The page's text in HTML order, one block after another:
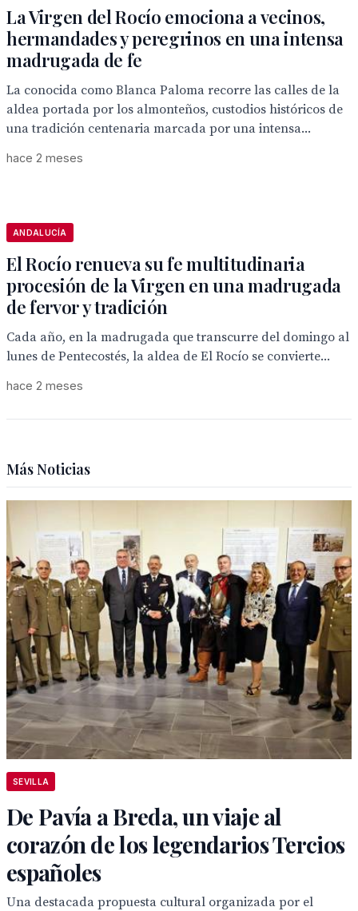
La Virgen del Rocío emociona a vecinos,
hermandades y peregrinos en una intensa
madrugada de fe
La conocida como Blanca Paloma recorre las calles de la
aldea portada por los almonteños, custodios históricos de
una tradición centenaria marcada por una intensa...
hace 2 meses
ANDALUCÍA
El Rocío renueva su fe multitudinaria
procesión de la Virgen en una madrugada
de fervor y tradición
Cada año, en la madrugada que transcurre del domingo al
lunes de Pentecostés, la aldea de El Rocío se convierte...
hace 2 meses
Más Noticias
SEVILLA
De Pavía a Breda, un viaje al
corazón de los legendarios Tercios
españoles
Una destacada propuesta cultural organizada por el